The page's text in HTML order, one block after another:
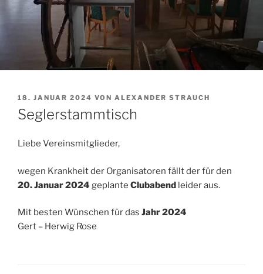
VERÖFFENTLICHT
AM
18. JANUAR 2024 VON ALEXANDER STRAUCH
Seglerstammtisch
Liebe Vereinsmitglieder,
wegen Krankheit der Organisatoren fällt der für den
20. Januar 2024 geplante Clubabend leider aus.
Mit besten Wünschen für das Jahr 2024
Gert – Herwig Rose